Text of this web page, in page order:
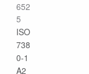
652
5
ISO
738
0-1
A2